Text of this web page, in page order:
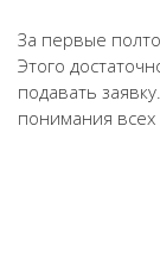
За первые
Этого
подавать
понимания всех